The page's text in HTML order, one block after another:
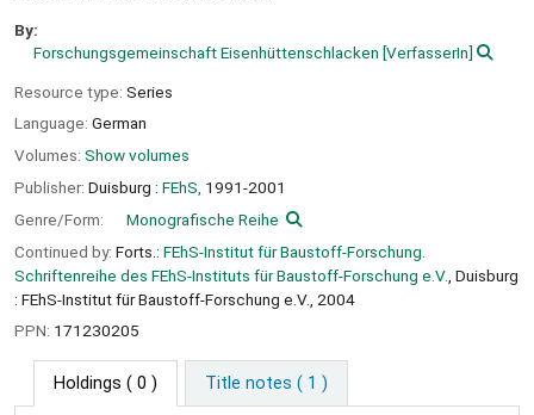
By:
Forschungsgemeinschaft Eisenhüttenschlacken [VerfasserIn]
Resource type: Series
Language: German
Volumes: Show volumes
Publisher: Duisburg : FEhS, 1991-2001
Genre/Form:
Monografische Reihe
Continued by: Forts.: FEhS-Institut für Baustoff-Forschung.
Schriftenreihe des FEhS-Instituts für Baustoff-Forschung e.V. , Duisburg
: FEhS-Institut für Baustoff-Forschung e.V., 2004
PPN: 171230205
Holdings ( 0 ) Title notes ( 1 )